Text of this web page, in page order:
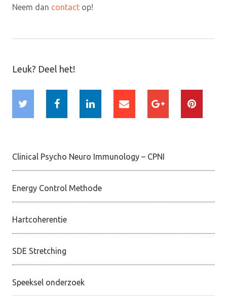
Neem dan contact op!
Leuk? Deel het!
Clinical Psycho Neuro Immunology – CPNI
Energy Control Methode
Hartcoherentie
SDE Stretching
Speeksel onderzoek